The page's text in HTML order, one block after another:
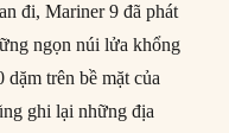
đi, Mariner 9 đã phát
ngọn núi lửa khổng
trên bề mặt của
ghi lại những địa